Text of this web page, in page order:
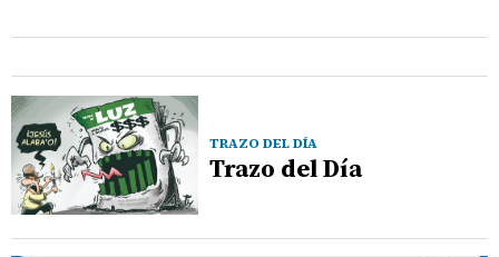
TRAZO DEL DÍA
Trazo del Día